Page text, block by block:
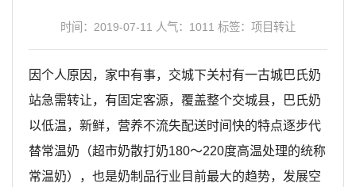
时间：2019-07-11 人气：1011 标签： 项目转让
因个人原因，家中有事，交城下关村有一古城巴氏奶
站急需转让，有固定客源，覆盖整个交城县，巴氏奶
以低温，新鲜，营养不流失配送时间快的特点逐步代
替常温奶（超市奶散打奶180～220度高温处理的统称
常温奶），也是奶制品行业目前最大的趋势，发展空